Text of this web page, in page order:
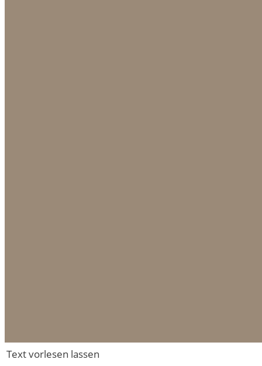
Text vorlesen lassen